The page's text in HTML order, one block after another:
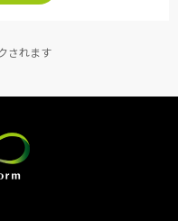
されます